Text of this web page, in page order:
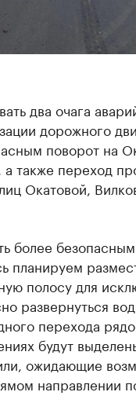
два очага
дорожного
поворот на
также переход
Окатовой,
более
планируем
полосу для
развернуться
перехода
будут
ожидающие
направлении